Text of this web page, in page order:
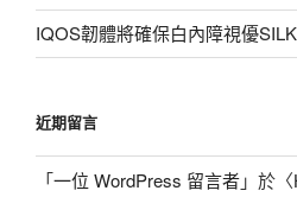
IQOS韌體將確保白內障視優
近期留言
「一位 WordPress 留言者」於〈